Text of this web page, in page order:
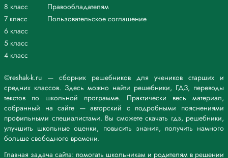
©reshak-k.ru — сборник решебников для учеников старших и
средних классов. Здесь можно найти решебники, ГДЗ, переводы
текстов по школьной программе. Практически весь материал,
собранный на сайте — авторский с подробными пояснениями
профильными специалистами. Вы сможете скачать гдз, решебники,
улучшить школьные оценки, повысить знания, получить намного
больше свободного времени.
Главная задача сайта: помогать школьникам и родителям в решении
8 класс
7 класс
6 класс
5 класс
4 класс
Правообладателям
Пользовательское соглашение